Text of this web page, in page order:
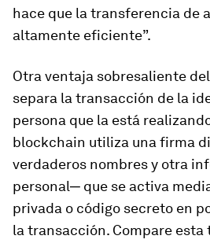
hace que la transferencia de
altamente eficiente”.
Otra ventaja sobresaliente
separa la transacción de la
persona que la está
blockchain utiliza una firma
verdaderos nombres y otra
personal─ que se activa
privada o código secreto en
la transacción. Compare